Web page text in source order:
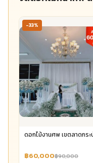
-33%
ดอกไม้งานศพ เขตลาดกระ
฿60,000฿90,000